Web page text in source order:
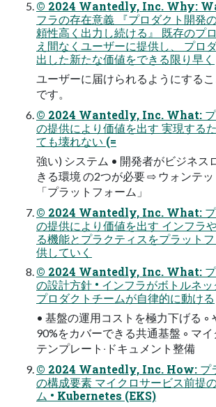
© 2024 Wantedly, Inc. Why:
フラの存在意義 『プロダクト開発
頼性⾼く出⼒し続ける』 既存のプ
え間なくユーザーに提供し、 プロ
出した新たな価値をできる限り早く
ユーザーに届けられるようにする
です。
© 2024 Wantedly, Inc. What: プ
の提供により価値を出す 実現する
ても壊れない (=
強い) システム • 開発者がビジネス
きる環境 の2つが必要 ⇨ ウォンテ
「プラットフォーム」
© 2024 Wantedly, Inc. What: プ
の提供により価値を出す インフラ
る機能とプラクティスをプラット
供していく
© 2024 Wantedly, Inc. What: プ
の設計⽅針 • インフラがボトルネ
プロダクトチームが⾃律的に動ける
• 基盤の運⽤コストを極⼒下げる ◦
90%をカバーできる共通基盤 ◦ マ
テンプレート‧ドキュメント整備
© 2024 Wantedly, Inc. How: プ
の構成要素 マイクロサービス前提
ム • Kubernetes (EKS)